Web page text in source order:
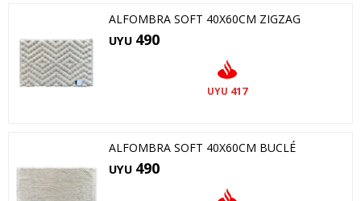
ALFOMBRA SOFT 40X60CM ZIGZAG
UYU 490
UYU 417
ALFOMBRA SOFT 40X60CM BUCLÉ
UYU 490